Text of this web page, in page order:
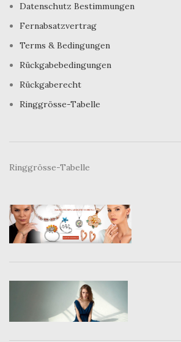
Datenschutz Bestimmungen
Fernabsatzvertrag
Terms & Bedingungen
Rückgabebedingungen
Rückgaberecht
Ringgrösse-Tabelle
Ringgrösse-Tabelle